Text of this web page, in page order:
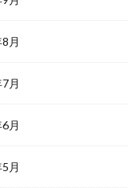
月
月
月
月